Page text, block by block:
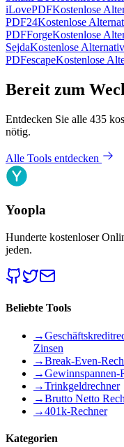
iLovePDFKostenlose
PDF24Kostenlose
PDFForgeKostenlose
SejdaKostenlose
PDFescapeKostenlose
Bereit zum
Entdecken Sie alle 435
nötig.
Alle Tools entdecken
Yoopla
Hunderte kostenloser
jeden.
Beliebte Tools
→
Zinsen
→Break-Even-
→Gewinnspannen-
→Trinkgeldrechner
→Brutto Netto
→401k-Rechner
Kategorien